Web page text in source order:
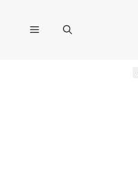
القائمة